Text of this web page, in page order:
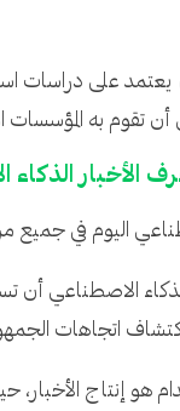
تقوم به المؤسسات
الذكاء
اليوم في جميع
الاصطناعي أن
اتجاهات الجمهور
هو إنتاج